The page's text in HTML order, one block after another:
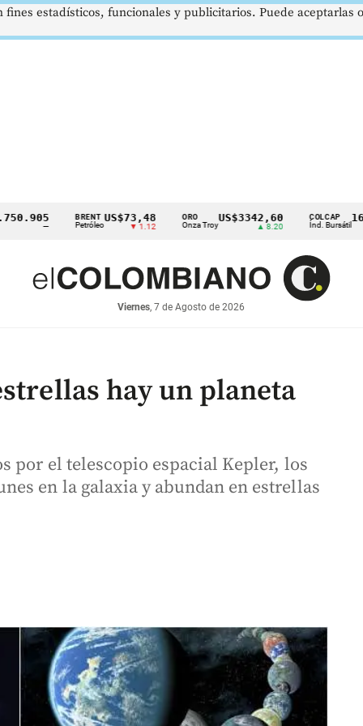
BRENT
Petróleo
US$73,48
▼ 1.12
ORO
Onza Troy
US$3342,60 COLCAP
Índ. Bursátil
Viernes, 7 de Agosto de 2026
hay un planeta
por el telescopio espacial Kepler, los
en la galaxia y abundan en estrellas
estadísticos, funcionales y publicitarios. Puede aceptarlas